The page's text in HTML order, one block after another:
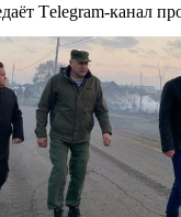
Тelegram-канал